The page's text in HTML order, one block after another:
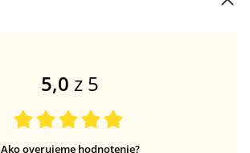
5,0 z 5
Ako overujeme hodnotenie?